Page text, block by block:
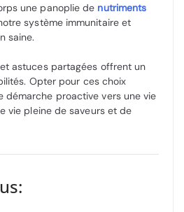
une panoplie de nutriments
système immunitaire et
saine.
astuces partagées offrent un
Opter pour ces choix
démarche proactive vers une vie
vie pleine de saveurs et de